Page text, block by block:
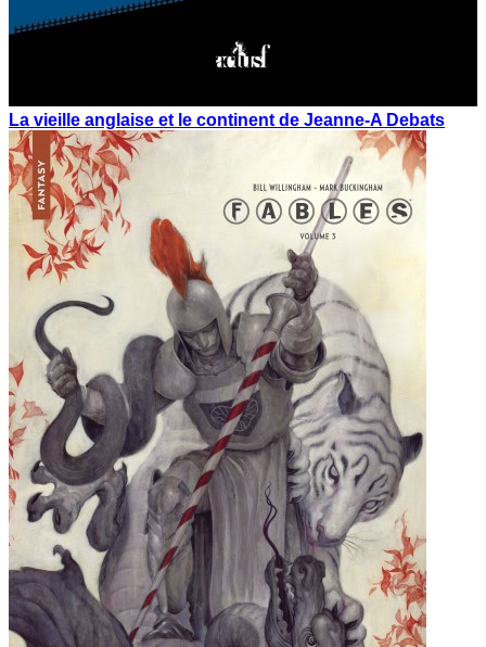
La vieille anglaise et le continent de Jeanne-A Debats